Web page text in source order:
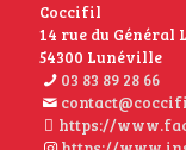
Coccifil
14 rue du Général
54300 Lunéville
03 83 89 28 66
https://